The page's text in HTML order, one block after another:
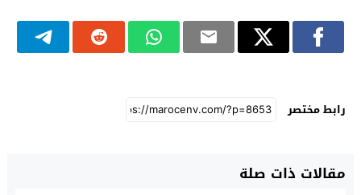
رابط مختصر
مقالات ذات صلة